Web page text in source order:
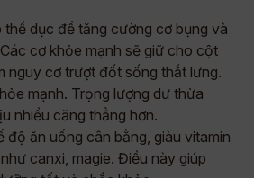
dục để tăng cường cơ bụng và
cơ khỏe mạnh sẽ giữ cho cột
nguy cơ trượt đốt sống thắt lưng.
mạnh. Trọng lượng dư thừa
nhiều căng thẳng hơn.
độ ăn uống cân bằng, giàu vitamin
canxi, magie. Điều này giúp